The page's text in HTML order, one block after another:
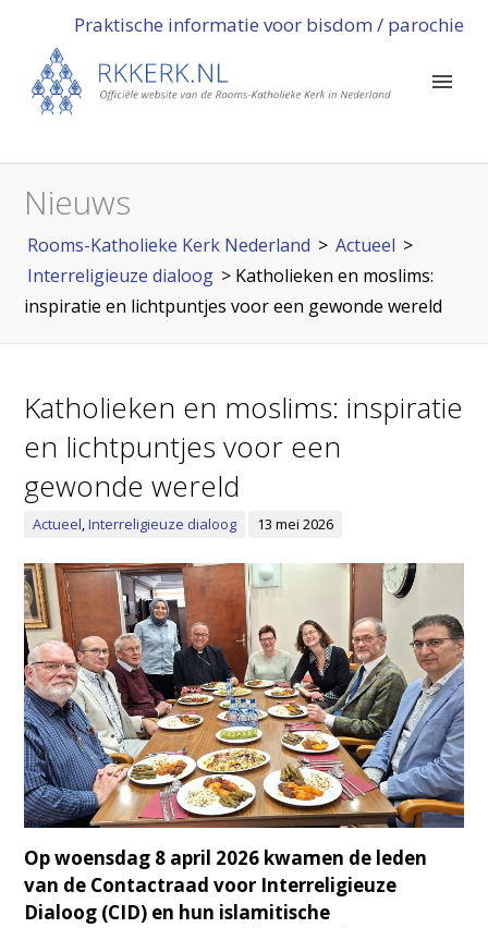
Praktische informatie voor bisdom / parochie
Nieuws
Rooms-Katholieke Kerk Nederland > Actueel >
Interreligieuze dialoog > Katholieken en moslims:
inspiratie en lichtpuntjes voor een gewonde wereld
Katholieken en moslims: inspiratie
en lichtpuntjes voor een
gewonde wereld
Actueel,Interreligieuze dialoog 13 mei 2026
Op woensdag 8 april 2026 kwamen de leden
van de Contactraad voor Interreligieuze
Dialoog (CID) en hun islamitische